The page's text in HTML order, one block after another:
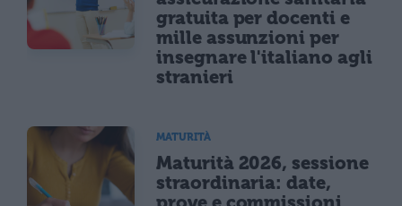
gratuita per docenti e
mille assunzioni per
insegnare l'italiano agli
stranieri
MATURITÀ
Maturità 2026, sessione
straordinaria: date,